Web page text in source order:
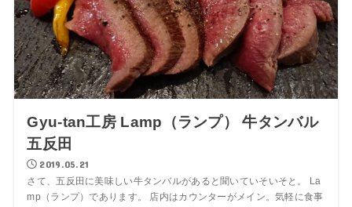
Gyu-tan工房 Lamp（ランプ） 牛タンバル
五反田
2019.05.21
さて、五反田に美味しい牛タンバルがあると聞いていそいそと。 La
mp（ランプ）であります。 店内はカウンターがメイン。気軽に食事